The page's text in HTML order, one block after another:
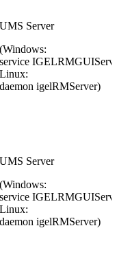
UMS Server
(Windows:
service
Linux:
daemon igelRMServer)
UMS Server
(Windows:
service
Linux:
daemon igelRMServer)